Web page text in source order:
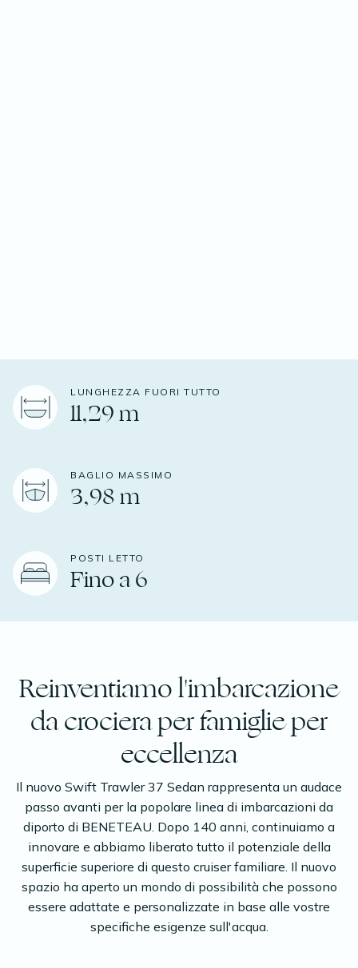
LUNGHEZZA FUORI TUTTO
11,29 m
BAGLIO MASSIMO
3,98 m
POSTI LETTO
Fino a 6
Reinventiamo l'imbarcazione
da crociera per famiglie per
eccellenza
Il nuovo Swift Trawler 37 Sedan rappresenta un audace
passo avanti per la popolare linea di imbarcazioni da
diporto di BENETEAU. Dopo 140 anni, continuiamo a
innovare e abbiamo liberato tutto il potenziale della
superficie superiore di questo cruiser familiare. Il nuovo
spazio ha aperto un mondo di possibilità che possono
essere adattate e personalizzate in base alle vostre
specifiche esigenze sull'acqua.